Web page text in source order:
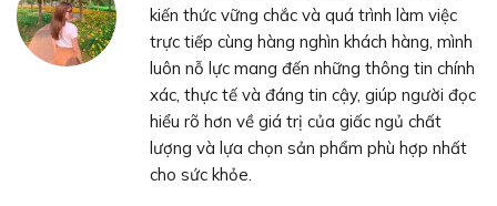
kiến thức vững chắc và quá trình làm việc
trực tiếp cùng hàng nghìn khách hàng, mình
luôn nỗ lực mang đến những thông tin chính
xác, thực tế và đáng tin cậy, giúp người đọc
hiểu rõ hơn về giá trị của giấc ngủ chất
lượng và lựa chọn sản phẩm phù hợp nhất
cho sức khỏe.